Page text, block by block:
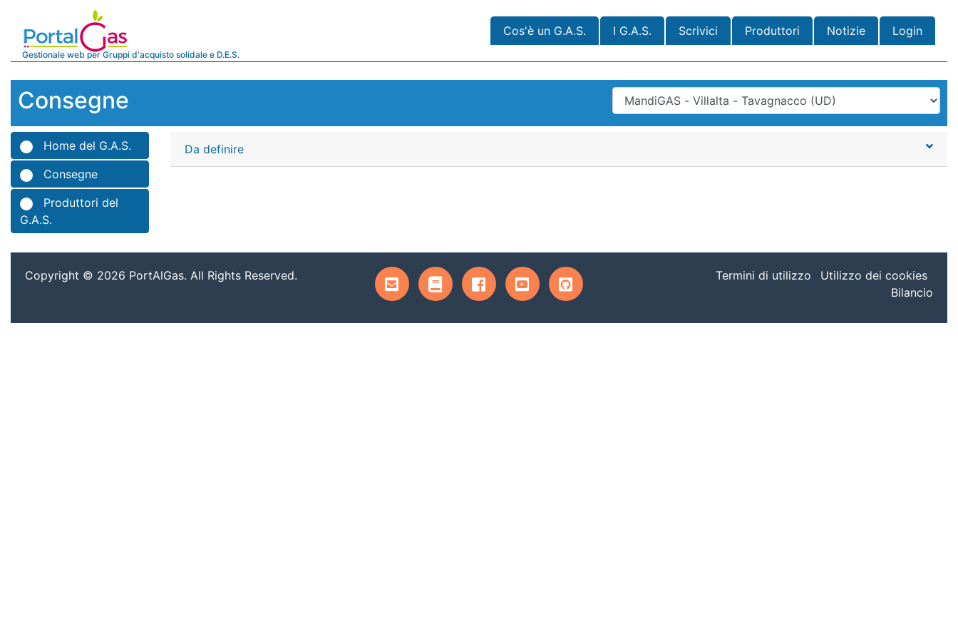
Gestionale web per Gruppi d'acquisto solidale e D.E.S.
Cos'è un G.A.S. I G.A.S. Scrivici Produttori Notizie Login
Consegne
Home del G.A.S.
Consegne
Produttori del
G.A.S.
Da definire
Copyright © 2026 PortAlGas. All Rights Reserved. Termini di utilizzo
Utilizzo dei cookies
Bilancio